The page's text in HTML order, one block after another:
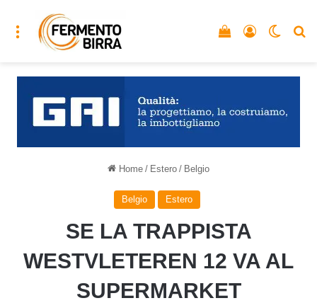
Menu Accedi
Vedi il carrello
Home / Estero / Belgio
Belgio Estero
SE LA TRAPPISTA
WESTVLETEREN 12 VA AL
SUPERMARKET